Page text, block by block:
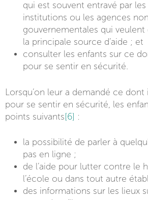
qui est souvent entravé par
institutions ou les agences non
gouvernementales qui
la principale source d’aide ; et
consulter les enfants sur ce
pour se sentir en sécurité.
Lorsqu’on leur a demandé ce
pour se sentir en sécurité, les
points suivants [6] :
la possibilité de parler à
pas en ligne ;
de l’aide pour lutter contre le
l’école ou dans tout autre
des informations sur les lieux